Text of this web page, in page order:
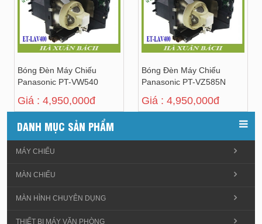
Bóng Đèn Máy Chiếu
Panasonic PT-VW540
Giá : 4,950,000đ
Bóng Đèn Máy Chiếu
Panasonic PT-VZ585N
Giá : 4,950,000đ
DANH MỤC SẢN PHẨM
MÁY CHIẾU
MÀN CHIẾU
MÀN HÌNH CHUYÊN DỤNG
THIẾT BỊ MÁY VĂN PHÒNG